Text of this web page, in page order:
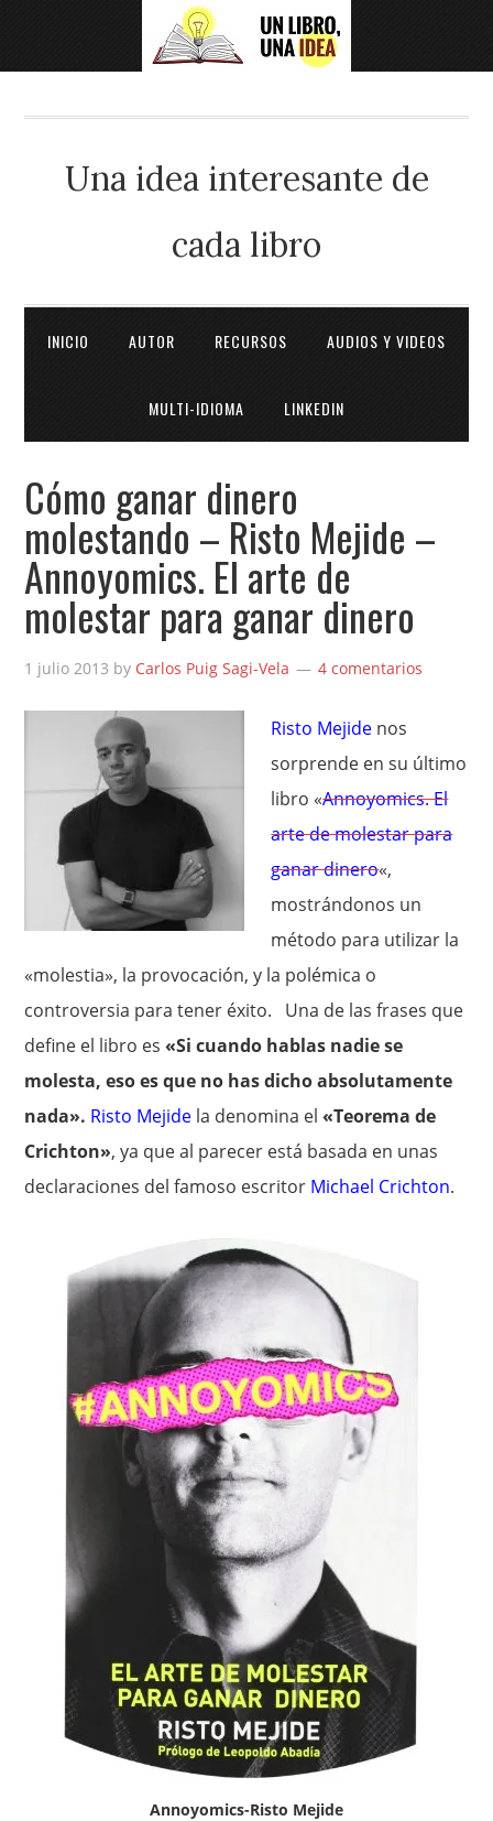
Una idea interesante de
cada libro
INICIO AUTOR RECURSOS AUDIOS Y VIDEOS
MULTI-IDIOMA LINKEDIN
Cómo ganar dinero
molestando – Risto Mejide –
Annoyomics. El arte de
molestar para ganar dinero
1 julio 2013 by Carlos Puig Sagi-Vela 4 comentarios
Risto Mejide nos
sorprende en su último
libro «Annoyomics. El
arte de molestar para
ganar dinero«,
mostrándonos un
método para utilizar la
«molestia», la provocación, y la polémica o
controversia para tener éxito. Una de las frases que
define el libro es«Si cuando hablas nadie se
molesta, eso es que no has dicho absolutamente
nada». Risto Mejide la denomina el«Teorema de
Crichton», ya que al parecer está basada en unas
declaraciones del famoso escritor Michael Crichton.
Annoyomics-Risto Mejide